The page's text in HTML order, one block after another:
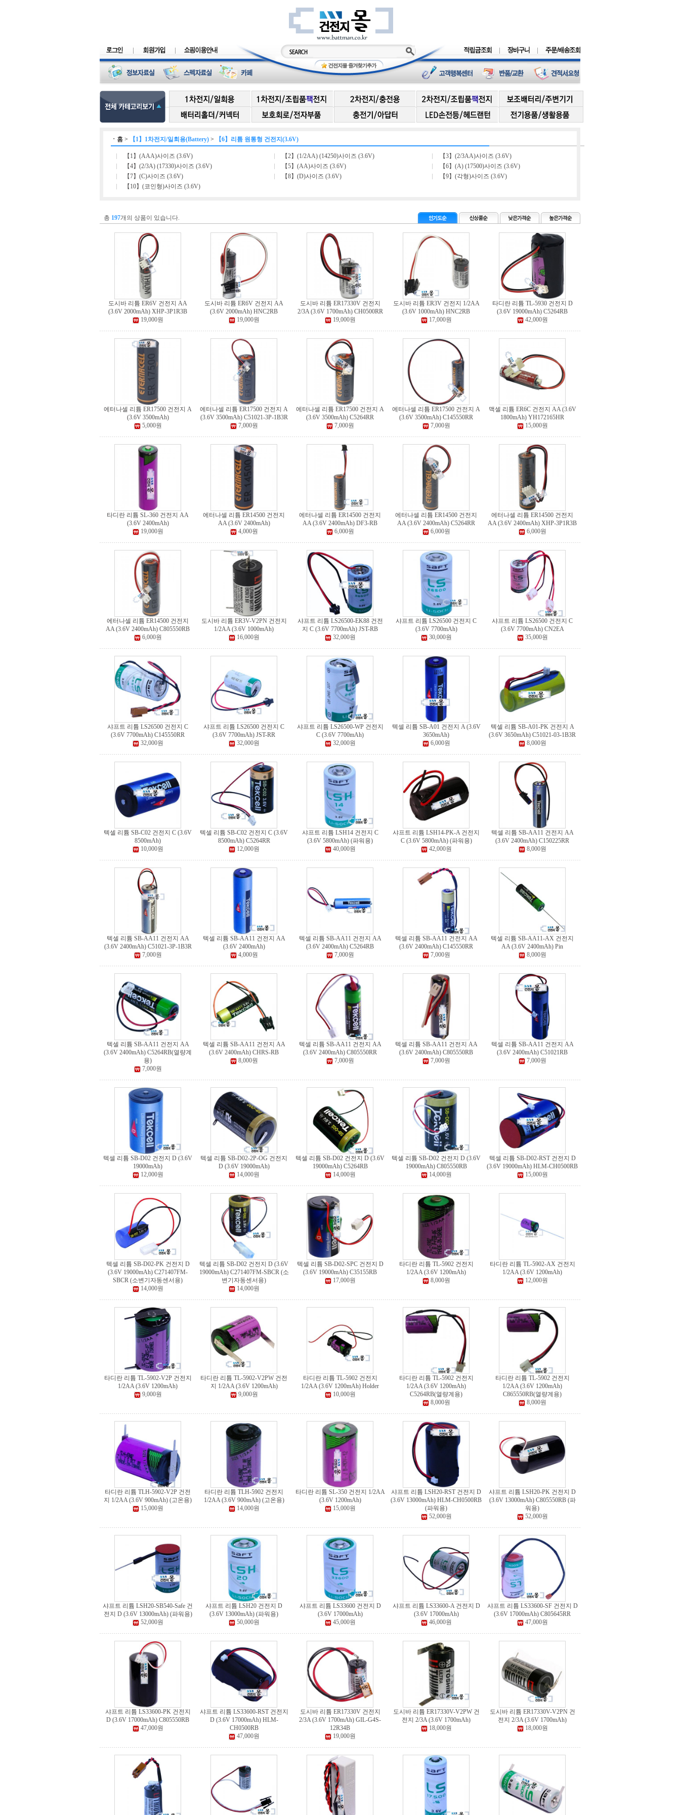
ㆍ 홈 > 【1】1차전지/일회용(Battery) > 【6】리튬 원통형 건전지(3.6V)
【1】(AAA)사이즈 (3.6V) 【2】(1/2AA) (14250)사이즈 (3.6V)
【3】(2/3AA)사이즈 (3.6V)
【4】(2/3A) (17330)사이즈 (3.6V)
【5】(AA)사이즈 (3.6V)
【6】(A) (17500)사이즈 (3.6V)
【7】(C)사이즈 (3.6V)
【8】(D)사이즈 (3.6V)
【9】(각형)사이즈 (3.6V)
【10】(코인형)사이즈 (3.6V)
총 197개의 상품이 있습니다.
도시바 리튬 ER6V 건전지 AA
(3.6V 2000mAh) XHP-3P1R3B
19,000원
도시바 리튬 ER6V 건전지 AA
(3.6V 2000mAh) HNC2RB
19,000원
도시바 리튬 ER17330V 건전지
2/3A (3.6V 1700mAh) CH0500RR
19,000원
도시바 리튬 ER3V 건전지 1/2AA
(3.6V 1000mAh) HNC2RB
17,000원
타디란 리튬 TL-5930 건전지 D
(3.6V 19000mAh) C5264RB
42,000원
에터나셀 리튬 ER17500 건전지 A
(3.6V 3500mAh)
5,000원
에터나셀 리튬 ER17500 건전지 A
(3.6V 3500mAh) C51021-3P-1B3R
7,000원
에터나셀 리튬 ER17500 건전지 A
(3.6V 3500mAh) C5264RR
7,000원
에터나셀 리튬 ER17500 건전지 A
(3.6V 3500mAh) C145550RR
7,000원
맥셀 리튬 ER6C 건전지 AA (3.6V
1800mAh) YH172165HR
15,000원
타디란 리튬 SL-360 건전지 AA
(3.6V 2400mAh)
19,000원
에터나셀 리튬 ER14500 건전지
AA (3.6V 2400mAh)
4,000원
에터나셀 리튬 ER14500 건전지
AA (3.6V 2400mAh) DF3-RB
6,000원
에터나셀 리튬 ER14500 건전지
AA (3.6V 2400mAh) C5264RR
6,000원
에터나셀 리튬 ER14500 건전지
AA (3.6V 2400mAh) XHP-3P1R3B
6,000원
에터나셀 리튬 ER14500 건전지
AA (3.6V 2400mAh) C805550RB
6,000원
도시바 리튬 ER3V-V2PN 건전지
1/2AA (3.6V 1000mAh)
16,000원
샤프트 리튬 LS26500-EK88 건전
지 C (3.6V 7700mAh) JST-RB
32,000원
샤프트 리튬 LS26500 건전지 C
(3.6V 7700mAh)
30,000원
샤프트 리튬 LS26500 건전지 C
(3.6V 7700mAh) CN2EA
35,000원
샤프트 리튬 LS26500 건전지 C
(3.6V 7700mAh) C145550RR
32,000원
샤프트 리튬 LS26500 건전지 C
(3.6V 7700mAh) JST-RR
32,000원
샤프트 리튬 LS26500-WP 건전지
C (3.6V 7700mAh)
32,000원
텍셀 리튬 SB-A01 건전지 A (3.6V
3650mAh)
6,000원
텍셀 리튬 SB-A01-PK 건전지 A
(3.6V 3650mAh) C51021-03-1B3R
8,000원
텍셀 리튬 SB-C02 건전지 C (3.6V
8500mAh)
10,000원
텍셀 리튬 SB-C02 건전지 C (3.6V
8500mAh) C5264RR
12,000원
샤프트 리튬 LSH14 건전지 C
(3.6V 5800mAh) (파워용)
40,000원
샤프트 리튬 LSH14-PK-A 건전지
C (3.6V 5800mAh) (파워용)
42,000원
텍셀 리튬 SB-AA11 건전지 AA
(3.6V 2400mAh) C150225RR
8,000원
텍셀 리튬 SB-AA11 건전지 AA
(3.6V 2400mAh) C51021-3P-1B3R
7,000원
텍셀 리튬 SB-AA11 건전지 AA
(3.6V 2400mAh)
4,000원
텍셀 리튬 SB-AA11 건전지 AA
(3.6V 2400mAh) C5264RB
7,000원
텍셀 리튬 SB-AA11 건전지 AA
(3.6V 2400mAh) C145550RR
7,000원
텍셀 리튬 SB-AA11-AX 건전지
AA (3.6V 2400mAh) Pin
8,000원
텍셀 리튬 SB-AA11 건전지 AA
(3.6V 2400mAh) C5264RB(열량계
용)
7,000원
텍셀 리튬 SB-AA11 건전지 AA
(3.6V 2400mAh) CHRS-RB
8,000원
텍셀 리튬 SB-AA11 건전지 AA
(3.6V 2400mAh) C805550RR
7,000원
텍셀 리튬 SB-AA11 건전지 AA
(3.6V 2400mAh) C805550RB
7,000원
텍셀 리튬 SB-AA11 건전지 AA
(3.6V 2400mAh) C51021RB
7,000원
텍셀 리튬 SB-D02 건전지 D (3.6V
19000mAh)
12,000원
텍셀 리튬 SB-D02-2P-OG 건전지
D (3.6V 19000mAh)
14,000원
텍셀 리튬 SB-D02 건전지 D (3.6V
19000mAh) C5264RB
14,000원
텍셀 리튬 SB-D02 건전지 D (3.6V
19000mAh) C805550RB
14,000원
텍셀 리튬 SB-D02-RST 건전지 D
(3.6V 19000mAh) HLM-CH0500RB
15,000원
텍셀 리튬 SB-D02-PK 건전지 D
(3.6V 19000mAh) C271407FM-
SBCR (소변기자동센서용)
14,000원
텍셀 리튬 SB-D02 건전지 D (3.6V
19000mAh) C271407FM-SBCR (소
변기자동센서용)
14,000원
텍셀 리튬 SB-D02-SPC 건전지 D
(3.6V 19000mAh) C35155RB
17,000원
타디란 리튬 TL-5902 건전지
1/2AA (3.6V 1200mAh)
8,000원
타디란 리튬 TL-5902-AX 건전지
1/2AA (3.6V 1200mAh)
12,000원
타디란 리튬 TL-5902-V2P 건전지
1/2AA (3.6V 1200mAh)
9,000원
타디란 리튬 TL-5902-V2PW 건전
지 1/2AA (3.6V 1200mAh)
9,000원
타디란 리튬 TL-5902 건전지
1/2AA (3.6V 1200mAh) Holder
10,000원
타디란 리튬 TL-5902 건전지
1/2AA (3.6V 1200mAh)
C5264RB(열량계용)
8,000원
타디란 리튬 TL-5902 건전지
1/2AA (3.6V 1200mAh)
C865550RB(열량계용)
8,000원
타디란 리튬 TLH-5902-V2P 건전
지 1/2AA (3.6V 900mAh) (고온용)
15,000원
타디란 리튬 TLH-5902 건전지
1/2AA (3.6V 900mAh) (고온용)
14,000원
타디란 리튬 SL-350 건전지 1/2AA
(3.6V 1200mAh)
15,000원
샤프트 리튬 LSH20-RST 건전지 D
(3.6V 13000mAh) HLM-CH0500RB
(파워용)
52,000원
샤프트 리튬 LSH20-PK 건전지 D
(3.6V 13000mAh) C805550RB (파
워용)
52,000원
샤프트 리튬 LSH20-SB540-Safe 건
전지 D (3.6V 13000mAh) (파워용)
52,000원
샤프트 리튬 LSH20 건전지 D
(3.6V 13000mAh) (파워용)
50,000원
샤프트 리튬 LS33600 건전지 D
(3.6V 17000mAh)
45,000원
샤프트 리튬 LS33600-A 건전지 D
(3.6V 17000mAh)
46,000원
샤프트 리튬 LS33600-SF 건전지 D
(3.6V 17000mAh) C805645RR
47,000원
샤프트 리튬 LS33600-PK 건전지
D (3.6V 17000mAh) C805550RB
47,000원
샤프트 리튬 LS33600-RST 건전지
D (3.6V 17000mAh) HLM-
CH0500RB
47,000원
도시바 리튬 ER17330V 건전지
2/3A (3.6V 1700mAh) GIL-G4S-
12R34B
19,000원
도시바 리튬 ER17330V-V2PW 건
전지 2/3A (3.6V 1700mAh)
18,000원
도시바 리튬 ER17330V-V2PN 건
전지 2/3A (3.6V 1700mAh)
18,000원